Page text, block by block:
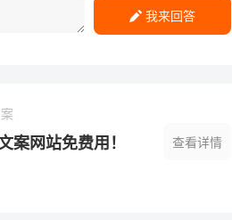
我来回答
案网站免费用！ 查看详情